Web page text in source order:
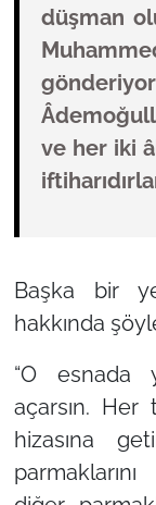
düşman
ve her iki
Başka bir
hakkında
“O esnada
açarsın.
hizasına